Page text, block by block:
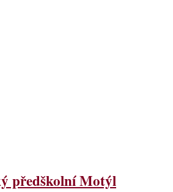
předškolní Motýl